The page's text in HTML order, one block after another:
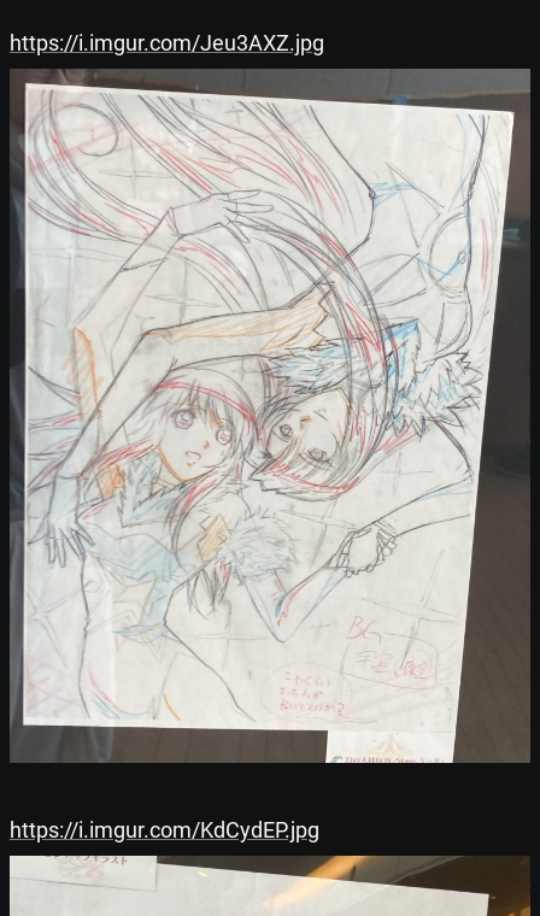
https://i.imgur.com/Jeu3AXZ.jpg
https://i.imgur.com/KdCydEP.jpg